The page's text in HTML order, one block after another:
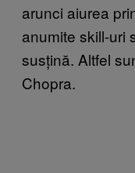
arunci aiurea
anumite skill-uri
susțină. Altfel
Chopra.